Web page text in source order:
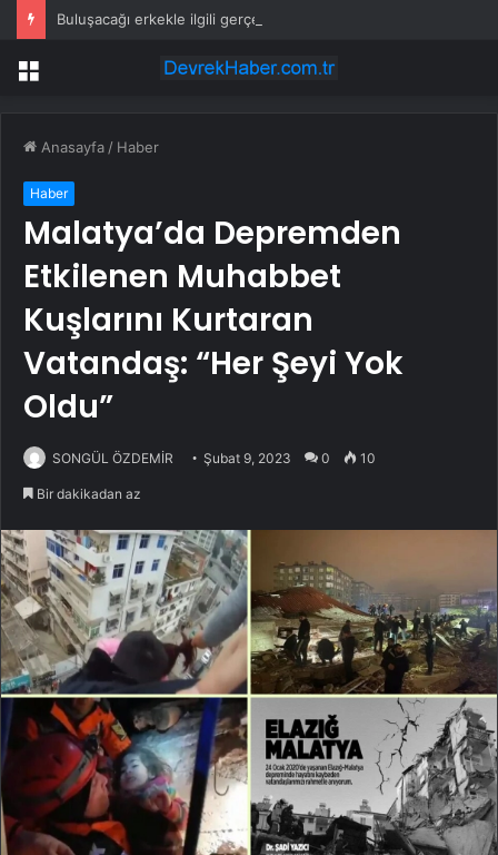
Menü
Anasayfa / Haber
Haber
Malatya’da Depremden
Etkilenen Muhabbet
Kuşlarını Kurtaran
Vatandaş: “Her Şeyi Yok
Oldu”
SONGÜL ÖZDEMİR Şubat 9, 2023 0 10
Bir dakikadan az